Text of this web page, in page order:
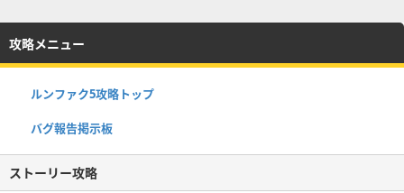
攻略メニュー
ルンファク5攻略トップ
バグ報告掲示板
ストーリー攻略